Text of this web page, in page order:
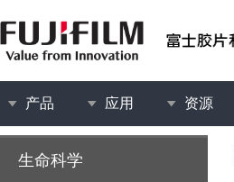
产品 应用 资源
生命科学